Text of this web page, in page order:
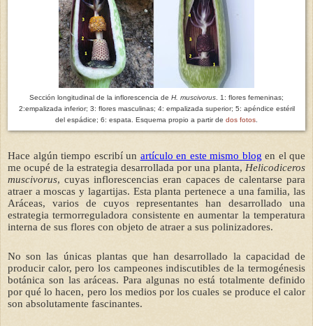
Sección longitudinal de la inflorescencia de H. muscivorus . 1: flores femeninas;
2:empalizada inferior; 3: flores masculinas; 4: empalizada superior; 5: apéndice estéril
del espádice; 6: espata. Esquema propio a partir de dos fotos
Hace algún tiempo escribí un artículo en este mismo blog en el que
me ocupé de la estrategia desarrollada por una planta, Helicodiceros
muscivorus, cuyas inflorescencias eran capaces de calentarse para
atraer a moscas y lagartijas. Esta planta pertenece a una familia, las
Aráceas, varios de cuyos representantes han desarrollado una
estrategia termorreguladora consistente en aumentar la temperatura
interna de sus flores con objeto de atraer a sus polinizadores.
No son las únicas plantas que han desarrollado la capacidad de
producir calor, pero los campeones indiscutibles de la termogénesis
botánica son las aráceas. Para algunas no está totalmente definido
por qué lo hacen, pero los medios por los cuales se produce el calor
son absolutamente fascinantes.